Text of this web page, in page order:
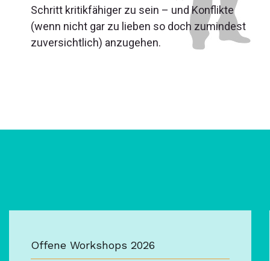
Schritt kritikfähiger zu sein – und Konflikte
(wenn nicht gar zu lieben so doch zumindest
zuversichtlich) anzugehen.
Offene Workshops 2026